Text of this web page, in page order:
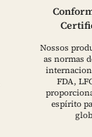
Nossos
as normas
FDA,
espírito